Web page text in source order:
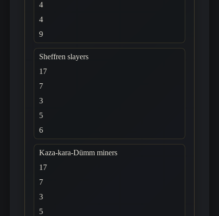
4
4
9
Sheffren slayers
17
7
3
5
6
Kaza-kara-Dümm miners
17
7
3
5